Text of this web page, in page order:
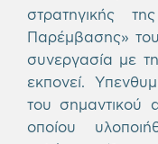
στρατηγικής
Παρέμβασης»
συνεργασία με
εκπονεί.
του σημαντικού
οποίου